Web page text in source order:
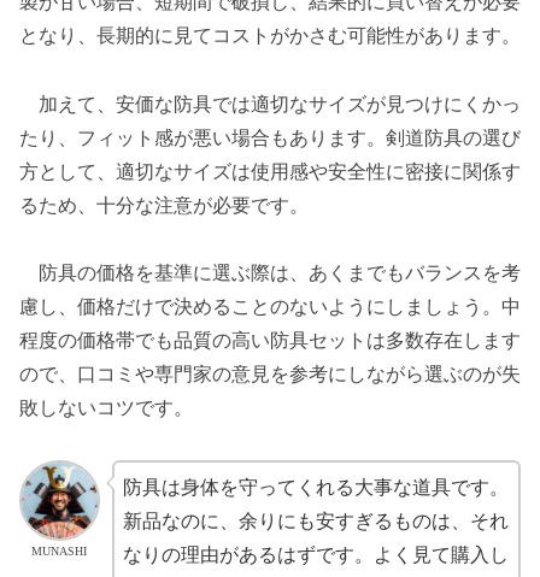
となり、長期的に見てコストがかさむ可能性があります。
加えて、安価な防具では適切なサイズが見つけにくかっ
たり、フィット感が悪い場合もあります。剣道防具の選び
方として、適切なサイズは使用感や安全性に密接に関係す
るため、十分な注意が必要です。
防具の価格を基準に選ぶ際は、あくまでもバランスを考
慮し、価格だけで決めることのないようにしましょう。中
程度の価格帯でも品質の高い防具セットは多数存在します
ので、口コミや専門家の意見を参考にしながら選ぶのが失
敗しないコツです。
MUNASHI
防具は身体を守ってくれる大事な道具です。
新品なのに、余りにも安すぎるものは、それ
なりの理由があるはずです。よく見て購入し